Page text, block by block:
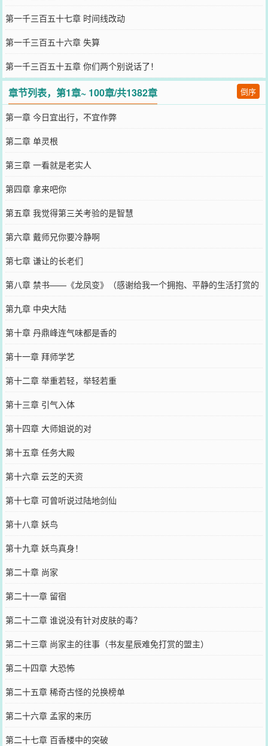
第一千三百五十七章 时间线改动
第一千三百五十六章 失算
第一千三百五十五章 你们两个别说话了！
章节列表，第1章~ 100章/共1382章 倒序
第一章 今日宜出行，不宜作弊
第二章 单灵根
第三章 一看就是老实人
第四章 拿来吧你
第五章 我觉得第三关考验的是智慧
第六章 戴师兄你要冷静啊
第七章 谦让的长老们
第八章 禁书——《龙凤变》（感谢给我一个拥抱、平静的生活打赏的
盟主）
第九章 中央大陆
第十章 丹鼎峰连气味都是香的
第十一章 拜师学艺
第十二章 举重若轻，举轻若重
第十三章 引气入体
第十四章 大师姐说的对
第十五章 任务大殿
第十六章 云芝的天资
第十七章 可曾听说过陆地剑仙
第十八章 妖鸟
第十九章 妖鸟真身！
第二十章 尚家
第二十一章 留宿
第二十二章 谁说没有针对皮肤的毒？
第二十三章 尚家主的往事（书友星辰难免打赏的盟主）
第二十四章 大恐怖
第二十五章 稀奇古怪的兑换榜单
第二十六章 孟家的来历
第二十七章 百香楼中的突破